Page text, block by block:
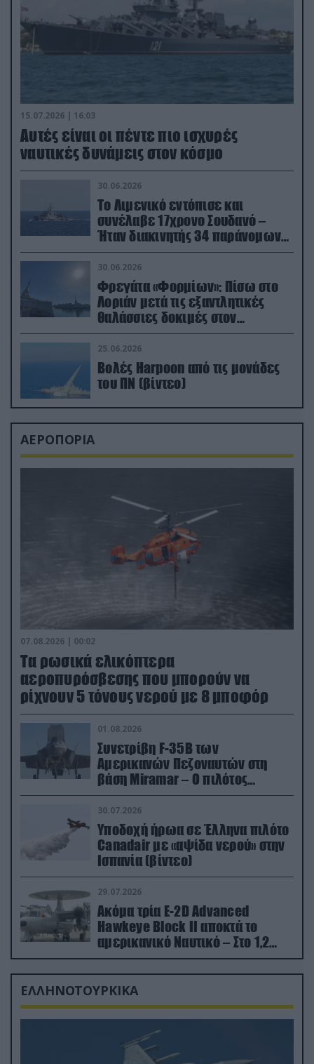
15.07.2026 | 16:03
Aυτές είναι οι πέντε πιο ισχυρές
ναυτικές δυνάμεις στον κόσμο
30.06.2026
Το Λιμενικό εντόπισε και
συνέλαβε 17χρονο Σουδανό –
Ήταν διακινητής 34 παράνομων
μεταναστών
30.06.2026
Φρεγάτα «Φορμίων»: Πίσω στο
Λοριάν μετά τις εξαντλητικές
θαλάσσιες δοκιμές στον
απαιτητικό Βισκαϊκό
25.06.2026
Βολές Harpoon από τις μονάδες
του ΠΝ (βίντεο)
ΑΕΡΟΠΟΡΙΑ
07.08.2026 | 00:02
Τα ρωσικά ελικόπτερα
αεροπυρόσβεσης που μπορούν να
ρίχνουν 5 τόνους νερού με 8 μποφόρ
01.08.2026
Συνετρίβη F-35B των
Αμερικανών Πεζοναυτών στη
βάση Miramar – Ο πιλότος
εκτινάχθηκε εγκαίρως
30.07.2026
Υποδοχή ήρωα σε Έλληνα πιλότο
Canadair με «αψίδα νερού» στην
Ισπανία (βίντεο)
29.07.2026
Ακόμα τρία E-2D Advanced
Hawkeye Block II αποκτά το
αμερικανικό Ναυτικό – Στο 1,2
δισ.δολάρια το κόστος
ΕΛΛΗΝΟΤΟΥΡΚΙΚΑ